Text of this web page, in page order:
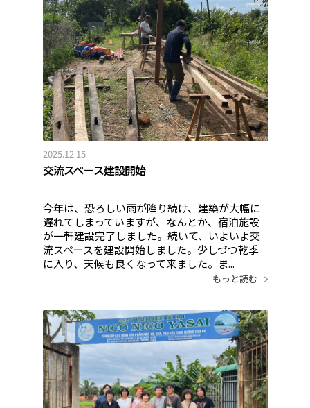
2025.12.15
交流スペース建設開始
今年は、恐ろしい雨が降り続け、建築が大幅に
遅れてしまっていますが、なんとか、宿泊施設
が一軒建設完了しました。続いて、いよいよ交
流スペースを建設開始しました。少しづつ乾季
に入り、天候も良くなって来ました。ま...
もっと読む